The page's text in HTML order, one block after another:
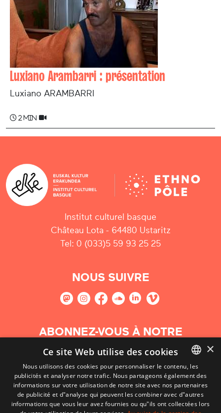
Luxiano Arambarri : présentation
Luxiano ARAMBARRI
2 min
Institut culturel basque
Château Lota - 64480 Ustaritz
Tel: 0 (033)5 59 93 25 25
NOUS SUIVRE
ABONNEZ-VOUS À NOTRE
NEWSLETTER
S'abonner
BASQUE
FRENCH
×
Ce site Web utilise des cookies
Nous utilisons des cookies pour personnaliser le contenu, les
publicités et analyser notre trafic. Nous partageons également des
informations sur votre utilisation de notre site avec nos partenaires
de publicité et d"analyse qui peuvent les combiner avec d"autres
informations que vous leur avez fournies ou qu"ils ont collectées lors